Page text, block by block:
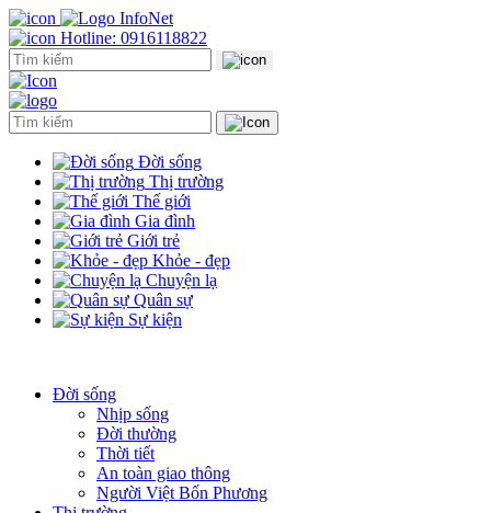
Hotline: 0916118822
Đời sống
Thị trường
Thế giới
Gia đình
Giới trẻ
Khỏe - đẹp
Chuyện lạ
Quân sự
Sự kiện
Đời sống
Nhịp sống
Đời thường
Thời tiết
An toàn giao thông
Người Việt Bốn Phương